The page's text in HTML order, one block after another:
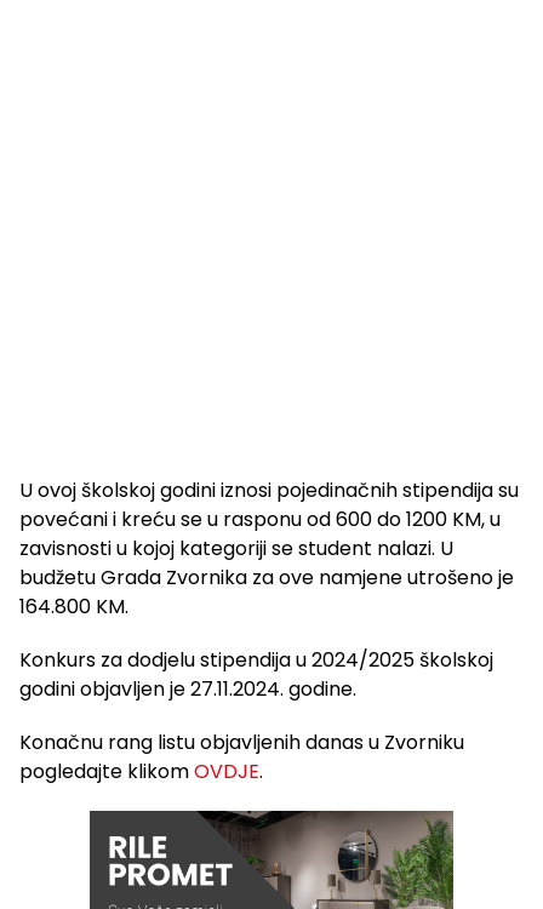
U ovoj školskoj godini iznosi pojedinačnih stipendija su
povećani i kreću se u rasponu od 600 do 1200 KM, u
zavisnosti u kojoj kategoriji se student nalazi. U
budžetu Grada Zvornika za ove namjene utrošeno je
164.800 KM.
Konkurs za dodjelu stipendija u 2024/2025 školskoj
godini objavljen je 27.11.2024. godine.
Konačnu rang listu objavljenih danas u Zvorniku
pogledajte klikomOVDJE.